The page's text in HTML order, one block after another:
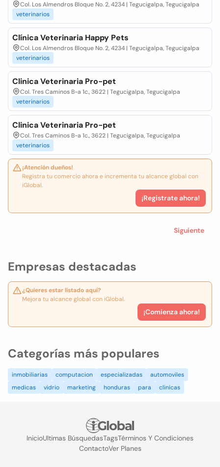
Empresas destacadas
¿Quieres estar listado aquí?
Mejora tu alcance global con iGlobal.
¡Comienza ahora!
Col. Los Almendros Bloque No. 2, 4234 | Tegucigalpa, Tegucigalpa
veterinarios
Clínica Veterinaria Happy Pets
Col. Los Almendros Bloque No. 2, 4234 | Tegucigalpa, Tegucigalpa
veterinarios
Clinica Veterinaria Pro-pet
Col. Tres Caminos B-a 1c., 3622 | Tegucigalpa, Tegucigalpa
veterinarios
Clinica Veterinaria Pro-pet
Col. Tres Caminos B-a 1c., 3622 | Tegucigalpa, Tegucigalpa
veterinarios
¡Atención dueños!
Registra tu comercio ahora e incrementa tu alcance global con
iGlobal.
¡Registrate ahora!
Siguiente
Categorías más populares
inmobiliarias computacion especializadas
automoviles
medicas
vidrio marketing honduras para clinicas
InicioUltimas BúsquedasTagsTérminos Y Condiciones
ContactoVer Planes